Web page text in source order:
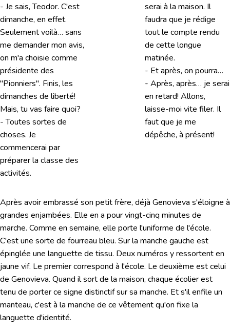
- Je sais, Teodor. C'est
dimanche, en effet.
Seulement voilà… sans
me demander mon avis,
on m'a choisie comme
présidente des
"Pionniers". Finis, les
dimanches de liberté!
Mais, tu vas faire quoi?
- Toutes sortes de
choses. Je
commencerai par
préparer la classe des
activités.
serai à la maison. Il
faudra que je rédige
tout le compte rendu
de cette longue
matinée.
- Et après, on pourra…
- Après, après… je serai
en retard! Allons,
laisse-moi vite filer. Il
faut que je me
dépêche, à présent!
Après avoir embrassé son petit frère, déjà Genovieva s'éloigne à
grandes enjambées. Elle en a pour vingt-cinq minutes de
marche. Comme en semaine, elle porte l'uniforme de l'école.
C'est une sorte de fourreau bleu. Sur la manche gauche est
épinglée une languette de tissu. Deux numéros y ressortent en
jaune vif. Le premier correspond à l'école. Le deuxième est celui
de Genovieva. Quand il sort de la maison, chaque écolier est
tenu de porter ce signe distinctif sur sa manche. Et s'il enfile un
manteau, c'est à la manche de ce vêtement qu'on fixe la
languette d'identité.